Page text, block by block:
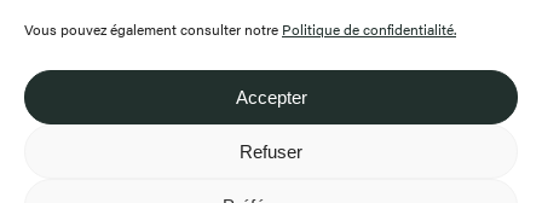
Vous pouvez également consulter notre Politique de confidentialité.
Accepter
Refuser
418.649.0999